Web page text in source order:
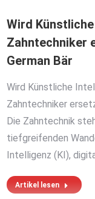
Wird
Zahntechniker
German Bär
Wird Künstliche
Zahntechniker
Die Zahntechnik
tiefgreifenden
Intelligenz (KI),
Artikel lesen